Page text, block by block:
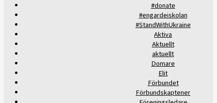
#donate
#engardeiskolan
#StandWithUkraine
Aktiva
Aktuellt
aktuellt
Domare
Elit
Förbundet
Förbundskaptener